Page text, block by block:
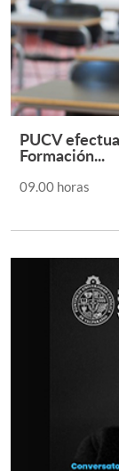
PUCV
Formación...
09.00 horas